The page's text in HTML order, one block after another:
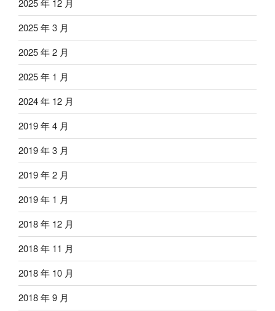
2025 年 12 月
2025 年 3 月
2025 年 2 月
2025 年 1 月
2024 年 12 月
2019 年 4 月
2019 年 3 月
2019 年 2 月
2019 年 1 月
2018 年 12 月
2018 年 11 月
2018 年 10 月
2018 年 9 月